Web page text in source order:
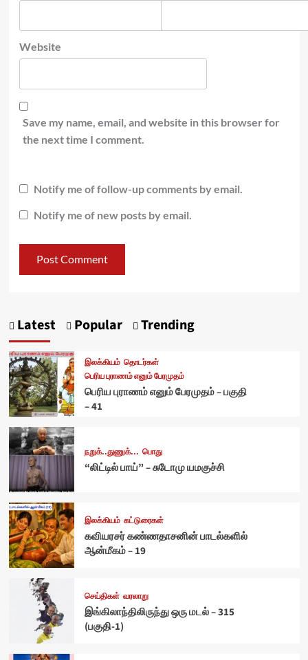
Website
Save my name, email, and website in this browser for
the next time I comment.
Notify me of follow-up comments by email.
Notify me of new posts by email.
Latest Popular Trending
இலக்கியம் தொடர்கள்
பெரிய புராணம் எனும் பேரமுதம்
பெரிய புராணம் எனும் பேரமுதம் – பகுதி
– 41
நறுக்..துணுக்... பொது
“லிட்டில் பாய்” – சுடோமு யமகுச்சி
இலக்கியம் கட்டுரைகள்
கவியரசர் கண்ணதாசனின் பாடல்களில்
ஆன்மீகம் – 19
செய்திகள் வரலாறு
இங்கிலாந்திலிருந்து ஒரு மடல் – 315
(பகுதி-1)